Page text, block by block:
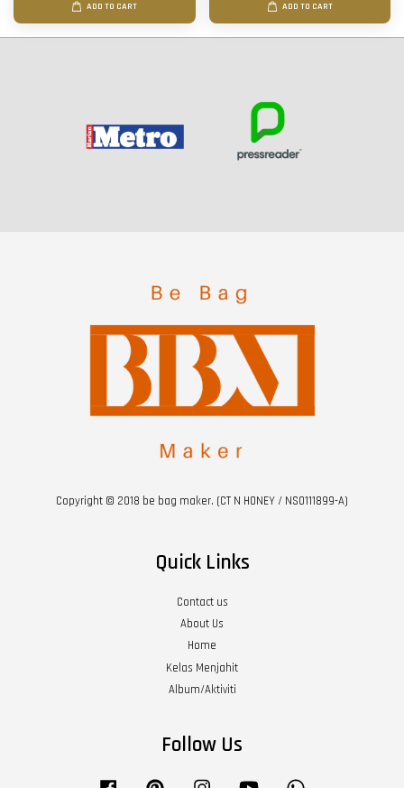
ADD TO CART ADD TO CART
Copyright © 2018 be bag maker. (CT N HONEY / NS0111899-A)
Quick Links
Contact us
About Us
Home
Kelas Menjahit
Album/Aktiviti
Follow Us
Facebook Pinterest Instagram YouTube